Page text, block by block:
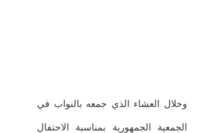
وخلال العشاء الذي جمعه بالنواب في
الجمعية الجمهورية بمناسبة الاحتفال